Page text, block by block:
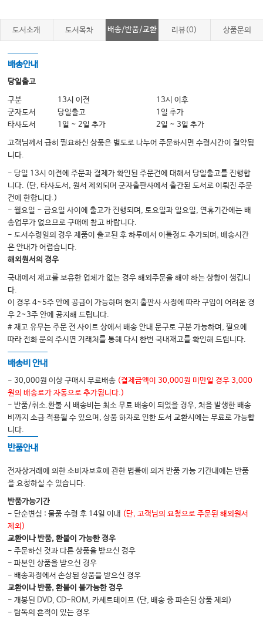
부:최종 복습
최종 복습
약어 (Acronyms)
용어풀이 / 229
색인(INDEX) / 235
도서소개 도서목차 배송/반품/교환 리뷰(0) 상품문의
배송안내
당일출고
구분 13시 이전
13시 이후
군자도서
당일출고
1일 추가
타사도서
1일 ~ 2일 추가 2일 ~ 3일 추가
고객님께서 급히 필요하신 상품은 별도로 나누어 주문하시면 수령시간이 절약됩
니다.
- 당일 13시 이전에 주문과 결제가 확인된 주문건에 대해서 당일출고를 진행합
니다. (단, 타사도서, 원서 제외되며 군자출판사에서 출간된 도서로 이뤄진 주문
건에 한합니다.)
- 월요일 ~ 금요일 사이에 출고가 진행되며, 토요일과 일요일, 연휴기간에는 배
송업무가 없으므로 구매에 참고 바랍니다.
- 도서수령일의 경우 제품이 출고된 후 하루에서 이틀정도 추가되며, 배송시간
은 안내가 어렵습니다.
해외원서의 경우
국내에서 재고를 보유한 업체가 없는 경우 해외주문을 해야 하는 상황이 생깁니
다.
이 경우 4~5주 안에 공급이 가능하며 현지 출판사 사정에 따라 구입이 어려운 경
우 2~3주 안에 공지해 드립니다.
# 재고 유무는 주문 전 사이트 상에서 배송 안내 문구로 구분 가능하며, 필요에
따라 전화 문의 주시면 거래처를 통해 다시 한번 국내재고를 확인해 드립니다.
배송비 안내
- 30,000원 이상 구매시 무료배송 (결제금액이 30,000원 미만일 경우 3,000
원의 배송료가 자동으로 추가됩니다.)
- 반품/취소.환불 시 배송비는 최소 무료 배송이 되었을 경우, 처음 발생한 배송
비까지 소급 적용될 수 있으며, 상품 하자로 인한 도서 교환시에는 무료로 가능합
니다.
반품안내
전자상거래에 의한 소비자보호에 관한 법률에 의거 반품 가능 기간내에는 반품
을 요청하실 수 있습니다.
반품가능기간
- 단순변심 : 물품 수령 후 14일 이내 (단, 고객님의 요청으로 주문된 해외원서
제외)
교환이나 반품, 환불이 가능한 경우
- 주문하신 것과 다른 상품을 받으신 경우
- 파본인 상품을 받으신 경우
- 배송과정에서 손상된 상품을 받으신 경우
교환이나 반품, 환불이 불가능한 경우
- 개봉된 DVD, CD-ROM, 카세트테이프 (단, 배송 중 파손된 상품 제외)
- 탐독의 흔적이 있는 경우